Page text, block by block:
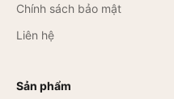
Chính sách bảo mật
Liên hệ
Sản phẩm